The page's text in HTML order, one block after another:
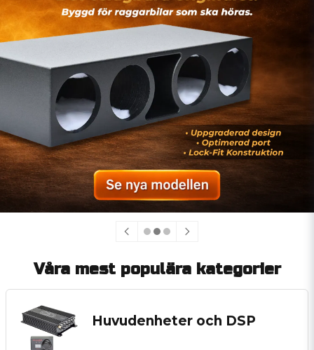
Våra mest populära kategorier
Huvudenheter och DSP